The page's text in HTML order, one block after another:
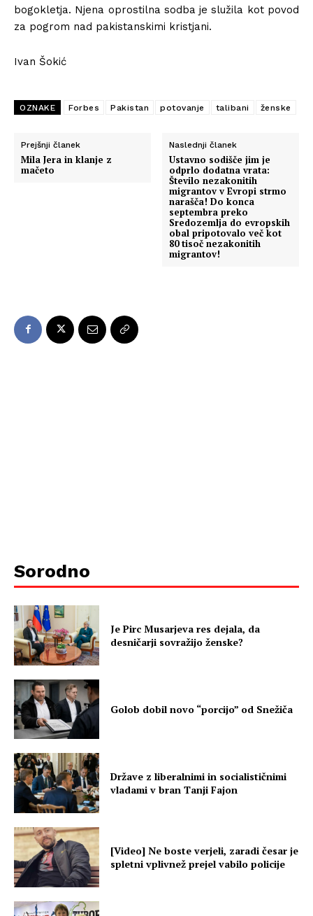
bogokletja. Njena oprostilna sodba je služila kot povod
za pogrom nad pakistanskimi kristjani.
Ivan Šokić
OZNAKE Forbes Pakistan potovanje talibani ženske
Prejšnji članek
Mila Jera in klanje z
mačeto
Naslednji članek
Ustavno sodišče jim je
odprlo dodatna vrata:
Število nezakonitih
migrantov v Evropi strmo
narašča! Do konca
septembra preko
Sredozemlja do evropskih
obal pripotovalo več kot
80 tisoč nezakonitih
migrantov!
Sorodno
Je Pirc Musarjeva res dejala, da
desničarji sovražijo ženske?
Golob dobil novo “porcijo” od Snežiča
Države z liberalnimi in socialističnimi
vladami v bran Tanji Fajon
[Video] Ne boste verjeli, zaradi česar je
spletni vplivnež prejel vabilo policije